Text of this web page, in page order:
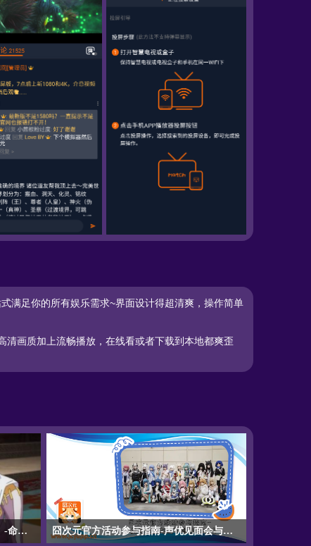
JCY.囧次元官网投屏技巧 JCY.囧次元官网观看记
满足你的所有娱乐需求~界面设计得超清爽，操作简单
画质加上流畅播放，在线看或者下载到本地都爽歪
囧次元官网版探索《轩辕剑苍之曜》-命运齿轮与苍色火焰的史诗悲歌 囧次元官方活动参与指南-声优见面会与线下漫展全攻略